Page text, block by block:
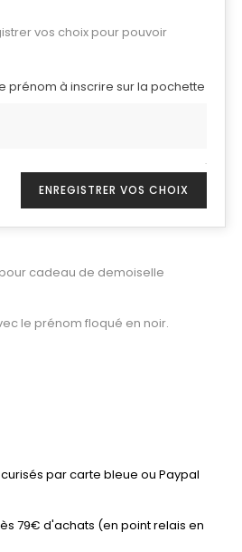
vos choix pour pouvoir
prénom à inscrire sur la pochette
.
ENREGISTRER VOS CHOIX
cadeau de demoiselle
le prénom floqué en noir.
par carte bleue ou Paypal
79€ d'achats (en point relais en